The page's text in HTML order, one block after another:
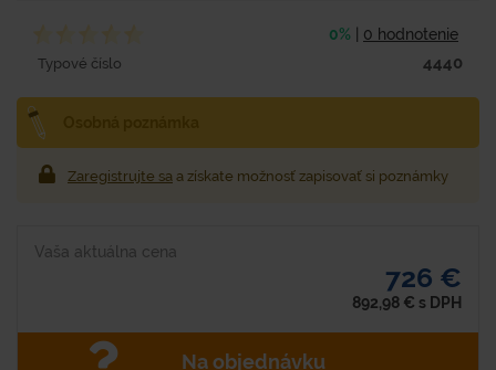
0% 0 hodnotenie
Typové číslo 4440
Zaregistrujte sa a získate možnosť zapisovať si poznámky
Vaša aktuálna cena
726 €
892,98 € s DPH
Na objednávku